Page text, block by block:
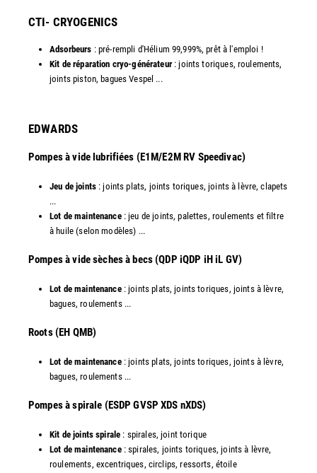
CTI- CRYOGENICS
Adsorbeurs : pré-rempli d'Hélium 99,999%, prêt à l'emploi !
Kit de réparation cryo-générateur: joints toriques, roulements,
joints piston, bagues Vespel ... ​
EDWARDS
Pompes à vide lubrifiées (E1M/E2M RV Speedivac)
Jeu de joints: joints plats, joints toriques, joints à lèvre, clapets
...
Lot de maintenance: jeu de joints, palettes, roulements et filtre
à huile (selon modèles) ...
​Pompes à vide sèches à becs (QDP iQDP iH iL GV)
Lot de maintenance: joints plats, joints toriques, joints à lèvre,
bagues, roulements ...
Roots (EH QMB)
Lot de maintenance : joints plats, joints toriques, joints à lèvre,
bagues, roulements ...
​Pompes à spirale (ESDP GVSP XDS nXDS)
Kit de joints spirale : spirales, joint torique
Lot de maintenance: spirales, joints toriques, joints à lèvre,
roulements, excentriques, circlips, ressorts, étoile